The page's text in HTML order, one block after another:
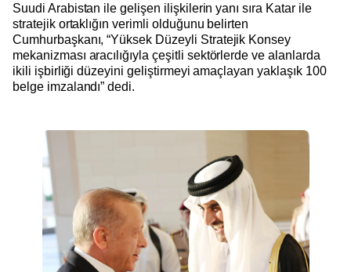
Suudi Arabistan ile gelişen ilişkilerin yanı sıra Katar ile
stratejik ortaklığın verimli olduğunu belirten
Cumhurbaşkanı, “Yüksek Düzeyli Stratejik Konsey
mekanizması aracılığıyla çeşitli sektörlerde ve alanlarda
ikili işbirliği düzeyini geliştirmeyi amaçlayan yaklaşık 100
belge imzalandı” dedi.